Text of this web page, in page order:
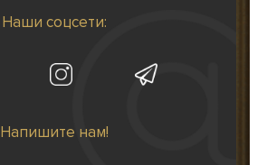
Наши соцсети:
Напишите нам!